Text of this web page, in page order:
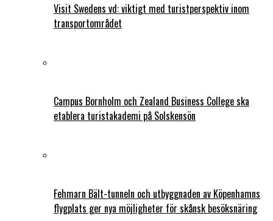
Visit Swedens vd: viktigt med turistperspektiv inom
transportområdet
Campus Bornholm och Zealand Business College ska
etablera turistakademi på Solskensön
Fehmarn Bält-tunneln och utbyggnaden av Köpenhamns
flygplats ger nya möjligheter för skånsk besöksnäring